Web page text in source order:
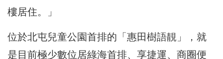
樓居住。」
位於北屯兒童公園首排的「惠田樹語靚」，就
是目前極少數位居綠海首排、享捷運、商圈便